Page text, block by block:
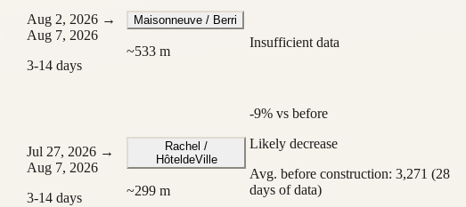
Aug 2, 2026 →
Aug 7, 2026
3-14 days
Maisonneuve / Berri
~533 m
Insufficient data
Jul 27, 2026 →
Aug 7, 2026
3-14 days
Rachel /
HôteldeVille
~299 m
-9% vs before
Likely decrease
Avg. before construction: 3,271 (28
days of data)